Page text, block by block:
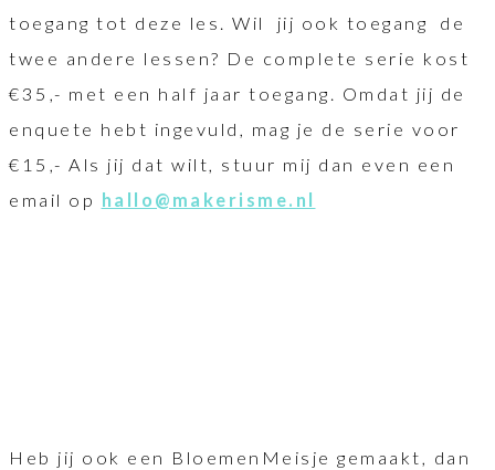
toegang tot deze les. Wil jij ook toegang de
twee andere lessen? De complete serie kost
€35,- met een half jaar toegang. Omdat jij de
enquete hebt ingevuld, mag je de serie voor
€15,- Als jij dat wilt, stuur mij dan even een
email op
hallo@makerisme.nl
Heb jij ook een BloemenMeisje gemaakt, dan